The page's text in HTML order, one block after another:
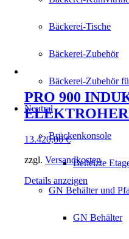
Bäckerei-Tische
Bäckerei-Zubehör
Bäckerei-Zubehör
Neutral
Brückenkonsole
Beheizte
GN Behälter und
GN Behälter
PRO 900
13.420,00€
zzgl. Versandkosten
Details anzeigen